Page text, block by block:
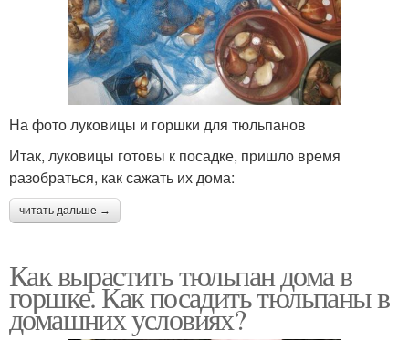
На фото луковицы и горшки для тюльпанов
Итак, луковицы готовы к посадке, пришло время
разобраться, как сажать их дома:
читать дальше →
Как вырастить тюльпан дома в
горшке. Как посадить тюльпаны в
домашних условиях?